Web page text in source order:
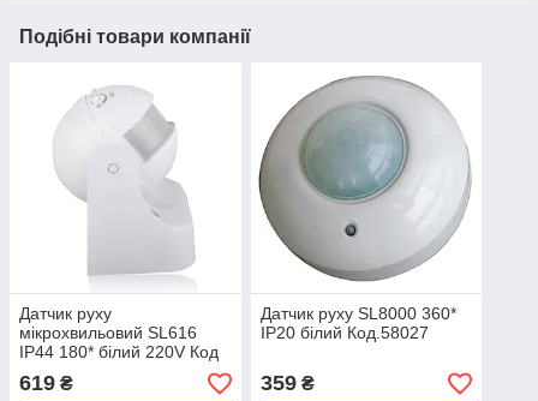
Подібні товари компанії
Датчик руху
мікрохвильовий SL616
IP44 180* білий 220V Код
59559
619 ₴
Датчик руху SL8000 360*
IP20 білий Код.58027
359₴